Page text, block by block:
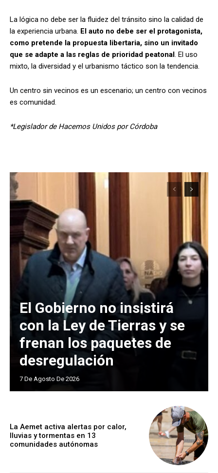
La lógica no debe ser la fluidez del tránsito sino la calidad de
la experiencia urbana. El auto no debe ser el protagonista,
como pretende la propuesta libertaria, sino un invitado
que se adapte a las reglas de prioridad peatonal. El uso
mixto, la diversidad y el urbanismo táctico son la tendencia.
Un centro sin vecinos es un escenario; un centro con vecinos
es comunidad.
*Legislador de Hacemos Unidos por Córdoba
El Gobierno no insistirá
con la Ley de Tierras y se
frenan los paquetes de
desregulación
7 De Agosto De 2026
La Aemet activa alertas por calor,
lluvias y tormentas en 13
comunidades autónomas